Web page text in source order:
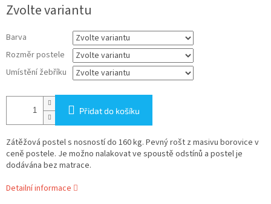
cena:
Zvolte variantu
Barva
Rozměr postele
Umístění žebříku
Přidat do košíku
Zátěžová postel s nosností do 160 kg. Pevný rošt z masivu borovice v
ceně postele. Je možno nalakovat ve spoustě odstínů a postel je
dodávána bez matrace.
Detailní informace